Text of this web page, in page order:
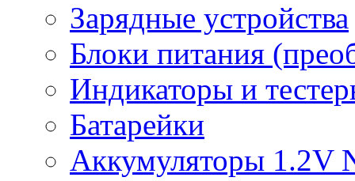
Зарядные устройства
Блоки питания
Индикаторы и
Батарейки
Аккумуляторы 1.2V